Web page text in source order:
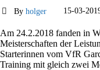
Byholger 15-03-
Am 24.2.2018 fanden in
Meisterschaften der
Starterinnen vom VfR
Training mit gleich zwei